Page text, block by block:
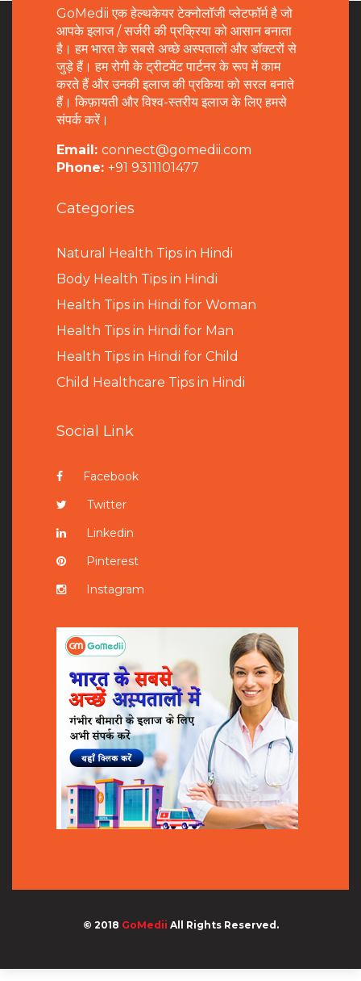
GoMedii एक हेल्थकेयर टेक्नोलॉजी प्लेटफॉर्म है जो
आपके इलाज / सर्जरी की प्रक्रिया को आसान बनाता
है। हम भारत के सबसे अच्छे अस्पतालों और डॉक्टरों से
जुड़े हैं। हम रोगी के ट्रीटमेंट पार्टनर के रूप में काम
करते हैं और उनकी इलाज की प्रकिया को सरल बनाते
हैं। किफ़ायती और विश्व-स्तरीय इलाज के लिए हमसे
संपर्क करें।
Email: connect@gomedii.com
Phone: +91 9311101477
Categories
Natural Health Tips in Hindi
Body Health Tips in Hindi
Health Tips in Hindi for Woman
Health Tips in Hindi for Man
Health Tips in Hindi for Child
Child Healthcare Tips in Hindi
Social Link
Facebook
Twitter
Linkedin
Pinterest
Instagram
© 2018 GoMedii All Rights Reserved.